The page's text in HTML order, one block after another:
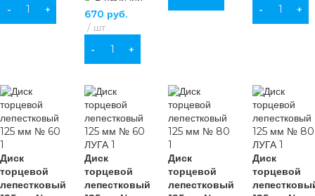
В КОРЗИНУ
670 руб.
шт
В КОРЗИНУ
В КОРЗИНУ
Диск
торцевой
лепестковый
Диск
торцевой
лепестковый
Диск
торцевой
лепестковый
Диск
торцевой